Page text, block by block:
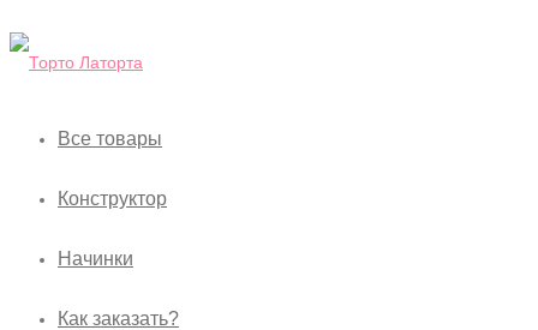
Все товары
Конструктор
Начинки
Как заказать?